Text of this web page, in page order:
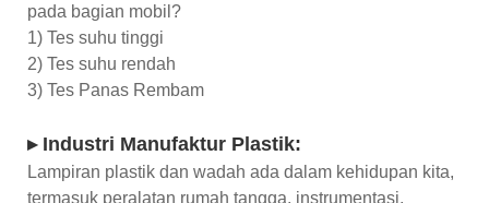
pada bagian mobil?
1) Tes suhu tinggi
2) Tes suhu rendah
3) Tes Panas Rembam
▸ Industri Manufaktur Plastik:
Lampiran plastik dan wadah ada dalam kehidupan kita,
termasuk peralatan rumah tangga, instrumentasi,